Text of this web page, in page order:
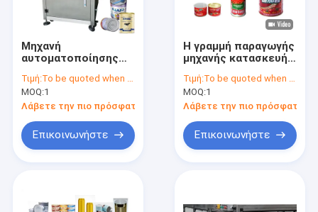
Μηχανή
αυτοματοποίησης
45 κονσερβοειδών/
λεπτο
Τιμή:To be quoted when contacting with the supplier
MOQ:1
Λάβετε την πιο πρόσφατη τιμή
Επικοινωνήστε
Η γραμμή παραγωγής
μηχανής κατασκευής
Τιμή:To be quoted when contacting with the supplier
MOQ:1
Λάβετε την πιο πρόσφατη
Επικοινωνήστε